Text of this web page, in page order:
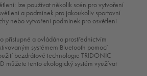
lze používat několik scén pro vytvoření
a podmínek pro jakoukoliv sportovní
nebo vytvoření podmínek pro osvětlení
přístupné a ovládáno prostřednictvím
systémem Bluetooth pomocí
bezdrátové technologie TRIDONIC
můžete tento ekologický systém využívat